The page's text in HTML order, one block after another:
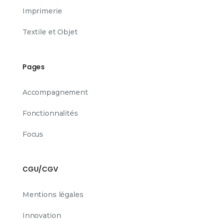
Imprimerie
Textile et Objet
Pages
Accompagnement
Fonctionnalités
Focus
CGU/CGV
Mentions légales
Innovation